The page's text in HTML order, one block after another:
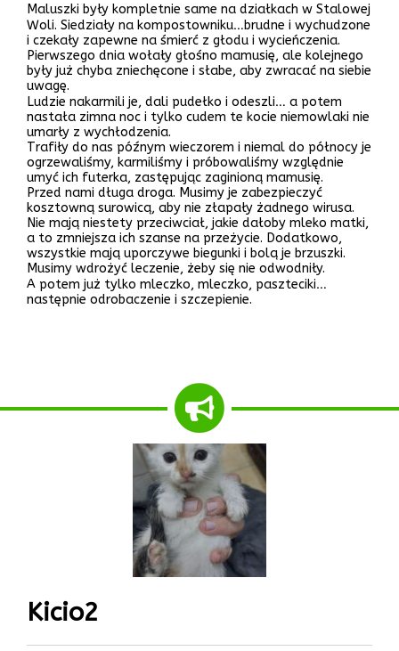
Maluszki były kompletnie same na działkach w Stalowej
Woli. Siedziały na kompostowniku…brudne i wychudzone
i czekały zapewne na śmierć z głodu i wycieńczenia.
Pierwszego dnia wołały głośno mamusię, ale kolejnego
były już chyba zniechęcone i słabe, aby zwracać na siebie
uwagę.
Ludzie nakarmili je, dali pudełko i odeszli… a potem
nastała zimna noc i tylko cudem te kocie niemowlaki nie
umarły z wychłodzenia.
Trafiły do nas późnym wieczorem i niemal do północy je
ogrzewaliśmy, karmiliśmy i próbowaliśmy względnie
umyć ich futerka, zastępując zaginioną mamusię.
Przed nami długa droga. Musimy je zabezpieczyć
kosztowną surowicą, aby nie złapały żadnego wirusa.
Nie mają niestety przeciwciał, jakie dałoby mleko matki,
a to zmniejsza ich szanse na przeżycie. Dodatkowo,
wszystkie mają uporczywe biegunki i bolą je brzuszki.
Musimy wdrożyć leczenie, żeby się nie odwodniły.
A potem już tylko mleczko, mleczko, paszteciki…
następnie odrobaczenie i szczepienie.
Kicio2